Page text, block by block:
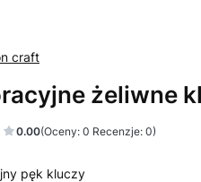
craft
żeliwne
0.00(Oceny: 0 Recenzje: 0)
pęk kluczy